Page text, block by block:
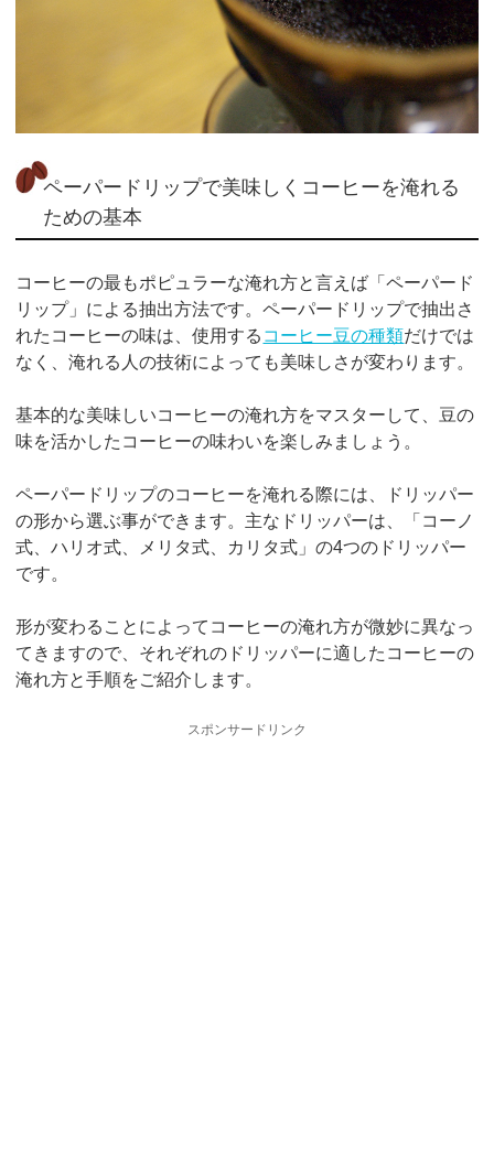
ペーパードリップで美味しくコーヒーを淹れる
ための基本
コーヒーの最もポピュラーな淹れ方と言えば「ペーパード
リップ」による抽出方法です。ペーパードリップで抽出さ
れたコーヒーの味は、使用する コーヒー豆の種類だけでは
なく、淹れる人の技術によっても美味しさが変わります。
基本的な美味しいコーヒーの淹れ方をマスターして、豆の
味を活かしたコーヒーの味わいを楽しみましょう。
ペーパードリップのコーヒーを淹れる際には、ドリッパー
の形から選ぶ事ができます。主なドリッパーは、「コーノ
式、ハリオ式、メリタ式、カリタ式」の4つのドリッパー
です。
形が変わることによってコーヒーの淹れ方が微妙に異なっ
てきますので、それぞれのドリッパーに適したコーヒーの
淹れ方と手順をご紹介します。
スポンサードリンク